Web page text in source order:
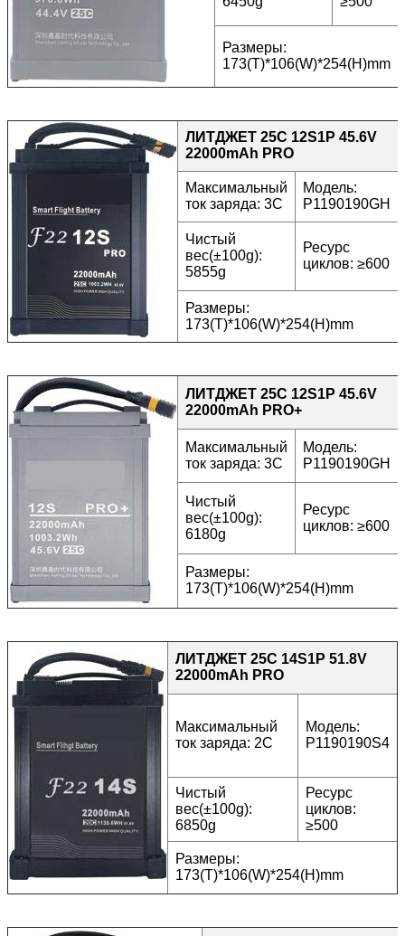
Размеры:
173(T)*106(W)*254(H)mm
ЛИТДЖЕТ 25C 12S1P 45.6V
22000mAh PRO
Максимальный
ток заряда: 3C
Модель:
P1190190GH
Чистый
вес(±100g):
5855g
Ресурс
циклов: ≥600
Размеры:
173(T)*106(W)*254(H)mm
ЛИТДЖЕТ 25C 12S1P 45.6V
22000mAh PRO+
Максимальный
ток заряда: 3C
Модель:
P1190190GH
Чистый
вес(±100g):
6180g
Ресурс
циклов: ≥600
Размеры:
173(T)*106(W)*254(H)mm
ЛИТДЖЕТ 25C 14S1P 51.8V
22000mAh PRO
Максимальный
ток заряда: 2C
Модель:
P1190190S4
Чистый
вес(±100g):
6850g
Ресурс
циклов:
≥500
Размеры:
173(T)*106(W)*254(H)mm